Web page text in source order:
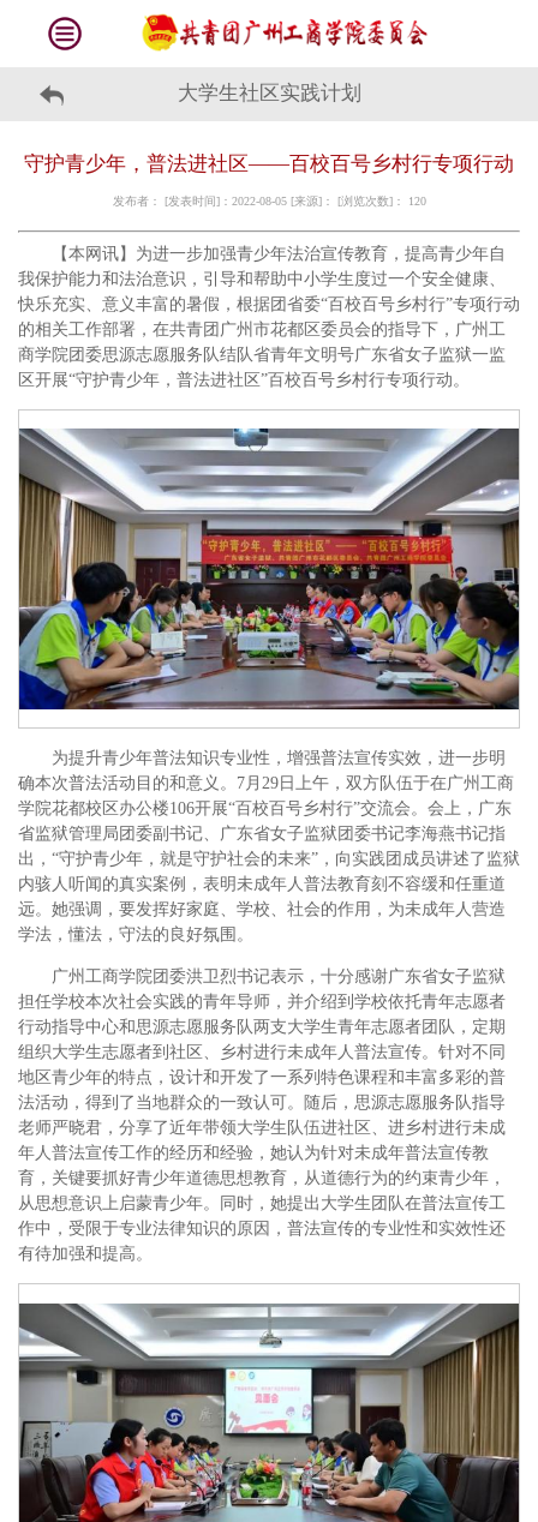
大学生社区实践计划
守护青少年，普法进社区——百校百号乡村行专项行动
发布者： [发表时间]：2022-08-05 [来源]： [浏览次数]： 120
【本网讯】为进一步加强青少年法治宣传教育，提高青少年自
我保护能力和法治意识，引导和帮助中小学生度过一个安全健康、
快乐充实、意义丰富的暑假，根据团省委“百校百号乡村行”专项行动
的相关工作部署，在共青团广州市花都区委员会的指导下，广州工
商学院团委思源志愿服务队结队省青年文明号广东省女子监狱一监
区开展“守护青少年，普法进社区”百校百号乡村行专项行动。
为提升青少年普法知识专业性，增强普法宣传实效，进一步明
确本次普法活动目的和意义。7月29日上午，双方队伍于在广州工商
学院花都校区办公楼106开展“百校百号乡村行”交流会。会上，广东
省监狱管理局团委副书记、广东省女子监狱团委书记李海燕书记指
出，“守护青少年，就是守护社会的未来”，向实践团成员讲述了监狱
内骇人听闻的真实案例，表明未成年人普法教育刻不容缓和任重道
远。她强调，要发挥好家庭、学校、社会的作用，为未成年人营造
学法，懂法，守法的良好氛围。
广州工商学院团委洪卫烈书记表示，十分感谢广东省女子监狱
担任学校本次社会实践的青年导师，并介绍到学校依托青年志愿者
行动指导中心和思源志愿服务队两支大学生青年志愿者团队，定期
组织大学生志愿者到社区、乡村进行未成年人普法宣传。针对不同
地区青少年的特点，设计和开发了一系列特色课程和丰富多彩的普
法活动，得到了当地群众的一致认可。随后，思源志愿服务队指导
老师严晓君，分享了近年带领大学生队伍进社区、进乡村进行未成
年人普法宣传工作的经历和经验，她认为针对未成年普法宣传教
育，关键要抓好青少年道德思想教育，从道德行为的约束青少年，
从思想意识上启蒙青少年。同时，她提出大学生团队在普法宣传工
作中，受限于专业法律知识的原因，普法宣传的专业性和实效性还
有待加强和提高。